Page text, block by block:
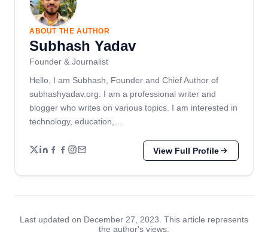
ABOUT THE AUTHOR
Subhash Yadav
Founder & Journalist
Hello, I am Subhash, Founder and Chief Author of
subhashyadav.org. I am a professional writer and
blogger who writes on various topics. I am interested in
technology, education,…
View Full Profile
Last updated on December 27, 2023. This article represents
the author's views.